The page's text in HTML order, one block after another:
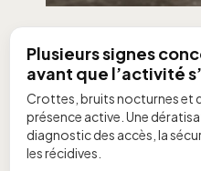
Plusieurs signes
avant que l’activité
Crottes, bruits nocturnes et
présence active. Une
diagnostic des accès, la
les récidives.